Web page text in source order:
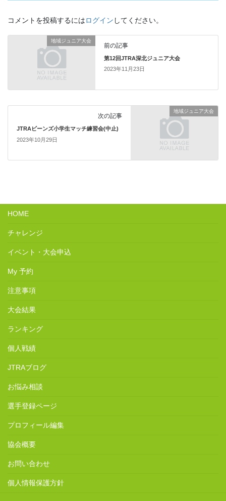
コメントを投稿するにはログイン してください。
地域ジュニア大会
前の記事
第12回JTRA深北ジュニア大会
2023年11月23日
地域ジュニア大会
次の記事
JTRAビーンズ小学生マッチ練習会(中止)
2023年10月29日
HOME
チャレンジ
イベント・大会申込
My 予約
注意事項
大会結果
ランキング
個人戦績
JTRAブログ
お悩み相談
選手登録ページ
プロフィール編集
協会概要
お問い合わせ
個人情報保護方針